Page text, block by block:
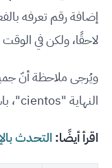
إضافة رقم تعرفه
لاحقًا، ولكن في الوقت
النهاية "cientos"، باستثناء العددين 500 و700.
اقرأ أيضًا: التحدث